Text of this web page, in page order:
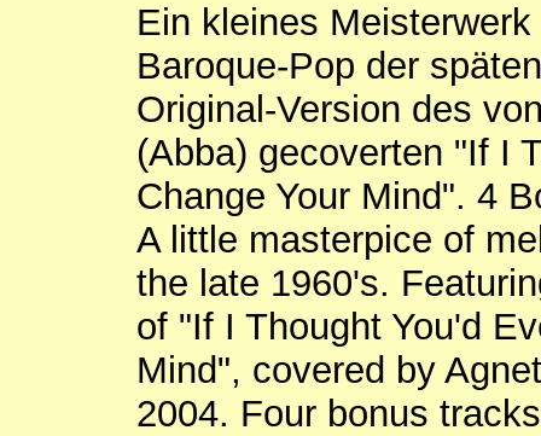
Ein kleines
Baroque-Pop der
Original-Version des
(Abba) gecoverten "If I
Change Your Mind". 4
A little masterpice of
the late 1960's.
of "If I Thought You'd
Mind", covered by
2004. Four bonus